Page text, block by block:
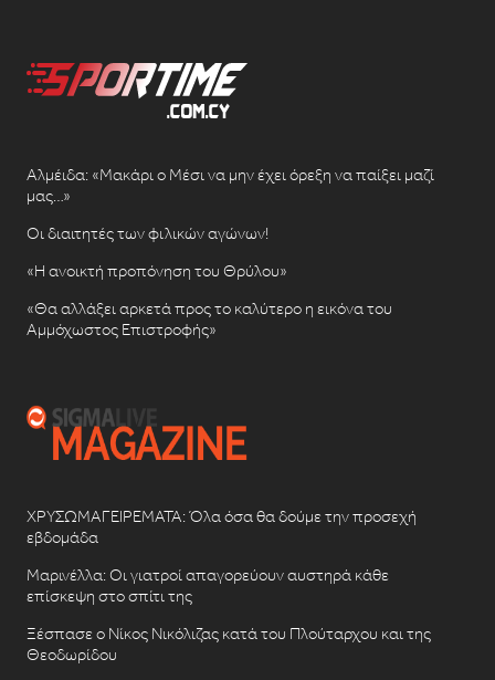
Αλμέιδα: «Μακάρι ο Μέσι να μην έχει όρεξη να παίξει μαζί
μας…»
Οι διαιτητές των φιλικών αγώνων!
«Η ανοικτή προπόνηση του Θρύλου»
«Θα αλλάξει αρκετά προς το καλύτερο η εικόνα του
Αμμόχωστος Επιστροφής»
ΧΡΥΣΩΜΑΓΕΙΡΕΜΑΤΑ: Όλα όσα θα δούμε την προσεχή
εβδομάδα
Μαρινέλλα: Οι γιατροί απαγορεύουν αυστηρά κάθε
επίσκεψη στο σπίτι της
Ξέσπασε ο Νίκος Νικόλιζας κατά του Πλούταρχου και της
Θεοδωρίδου